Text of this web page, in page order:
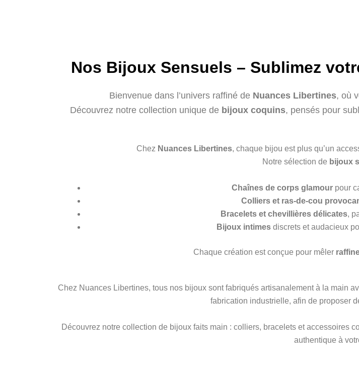
Nos Bijoux Sensuels – Sublimez
Bienvenue dans l’univers raffiné de Nuances Libertines, où
Découvrez notre collection unique de bijoux coquins, pensés pour
Chez Nuances Libertines, chaque bijou est plus qu’un
Notre sélection de bijoux
Chaînes de corps glamourpour
Colliers et ras-de-cou
Bracelets et chevillières délicates,
Bijoux intimes discrets et audacieux
Chaque création est conçue pour mêler
Chez Nuances Libertines, tous nos bijoux sont fabriqués artisanalement à la main
fabrication industrielle, afin de proposer
Découvrez notre collection de bijoux faits main : colliers, bracelets et accessoires
authentique à